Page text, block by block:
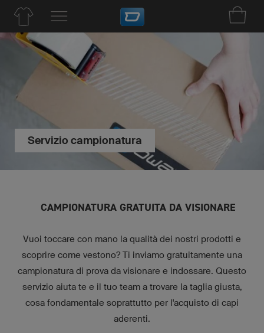
Servizio campionatura
CAMPIONATURA GRATUITA DA VISIONARE
Vuoi toccare con mano la qualità dei nostri prodotti e
scoprire come vestono? Ti inviamo gratuitamente una
campionatura di prova da visionare e indossare. Questo
servizio aiuta te e il tuo team a trovare la taglia giusta,
cosa fondamentale soprattutto per l'acquisto di capi
aderenti.